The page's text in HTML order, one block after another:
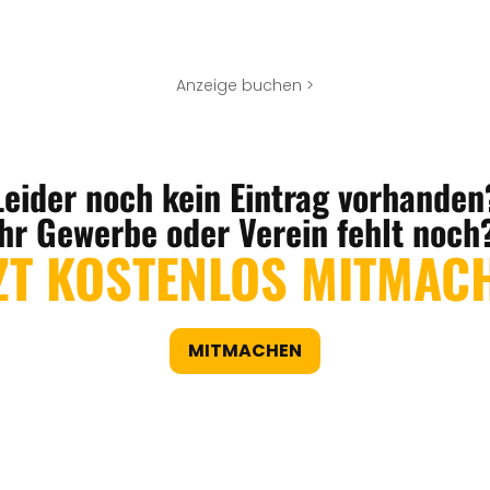
Anzeige buchen >
noch kein Eintrag
Gewerbe oder Verein fehlt
KOSTENLOS
MITMACHEN